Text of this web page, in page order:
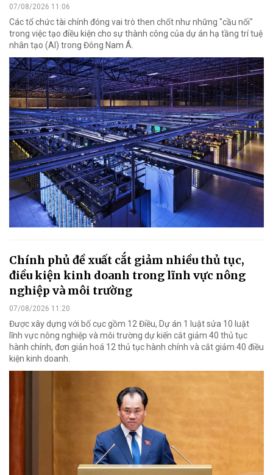
07/08/2026 11:06
Các tổ chức tài chính đóng vai trò then chốt như những "cầu nối"
trong việc tạo điều kiện cho sự thành công của dự án hạ tầng trí tuệ
nhân tạo (AI) trong Đông Nam Á.
Chính phủ đề xuất cắt giảm nhiều thủ tục,
điều kiện kinh doanh trong lĩnh vực nông
nghiệp và môi trường
07/08/2026 11:20
Được xây dựng với bố cục gồm 12 Điều, Dự án 1 luật sửa 10 luật
lĩnh vực nông nghiệp và môi trường dự kiến cắt giảm 40 thủ tục
hành chính, đơn giản hoá 12 thủ tục hành chính và cắt giảm 40 điều
kiện kinh doanh.